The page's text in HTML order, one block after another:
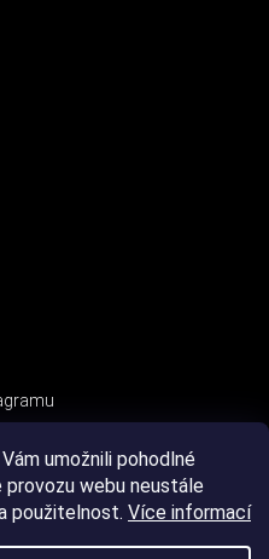
umožnili pohodlné
provozu webu neustále
použitelnost. Více informací